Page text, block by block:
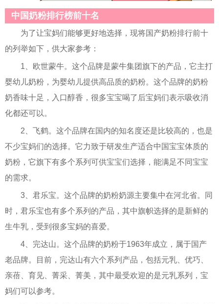
中国奶粉排行榜前十名
为了让宝妈们能够更好地选择，现将国产奶粉排行前十
的列举如下，供大家参考：
1、欧世蒙牛。这个品牌是蒙牛集团旗下的产品，它主打
婴幼儿奶粉，为婴幼儿提供高品质的奶粉。这个品牌的奶粉
奶香味十足，入口醇香，很多宝宝喝了后宝妈们表示吸收消
化都还可以。
2、飞鹤。这个品牌在国内的知名度还是比较高的，也是
不少宝妈们的选择。它力致于研发生产适合中国宝宝体质的
奶粉，它旗下有多个系列可供宝宝们选择，能满足不同宝宝
的需求。
3、君乐宝。这个品牌的奶粉奶源主要集中在河北省。同
时，君乐宝也有多个系列的产品，其中旗帜选择的是新鲜的
生牛乳，受到很多宝妈的喜爱。
4、完达山。这个品牌的奶粉于1963年成立，属于国产
老品牌。目前，完达山有六个系列产品，包括元乳、优巧、
亲蓓、育见、菁采、菁美，其中最受欢迎的是元乳系列，宝
妈们可以参考。